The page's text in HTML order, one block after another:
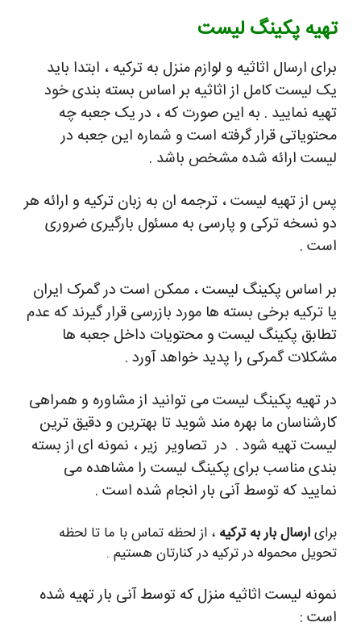
تهیه پکینگ لیست
برای ارسال اثاثیه و لوازم منزل به ترکیه ، ابتدا باید
یک لیست کامل از اثاثیه بر اساس بسته بندی خود
تهیه نمایید . به این صورت که ، در یک جعبه چه
محتویاتی قرار گرفته است و شماره این جعبه در
لیست ارائه شده مشخص باشد .
پس از تهیه لیست ، ترجمه ان به زبان ترکیه و ارائه هر
دو نسخه ترکی و پارسی به مسئول بارگیری ضروری
است .
بر اساس پکینگ لیست ، ممکن است در گمرک ایران
یا ترکیه برخی بسته ها مورد بازرسی قرار گیرند که عدم
تطابق پکینگ لیست و محتویات داخل جعبه ها
مشکلات گمرکی را پدید خواهد آورد .
در تهیه پکینگ لیست می توانید از مشاوره و همراهی
کارشناسان ما بهره مند شوید تا بهترین و دقیق ترین
لیست تهیه شود . در تصاویر زیر ، نمونه ای از بسته
بندی مناسب برای پکینگ لیست را مشاهده می
نمایید که توسط آنی بار انجام شده است .
برایارسال بار به ترکیه ، از لحظه تماس با ما تا لحظه
تحویل محموله در ترکیه در کنارتان هستیم .
نمونه لیست اثاثیه منزل که توسط آنی بار تهیه شده
است :